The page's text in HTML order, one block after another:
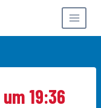
19:36